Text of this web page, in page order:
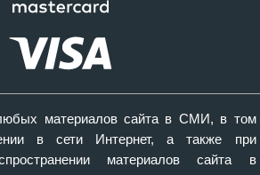
материалов сайта в СМИ, в том
в сети Интернет, а также при
материалов сайта в